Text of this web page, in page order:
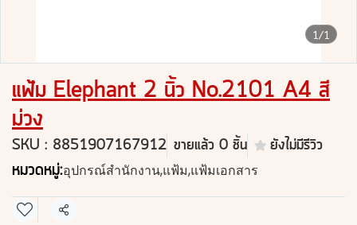
1/1
แฟ้ม Elephant 2 นิ้ว No.2101 A4 สี
ม่วง
SKU : 8851907167912 ขายแล้ว 0 ชิ้น ยังไม่มีรีวิว
หมวดหมู่:อุปกรณ์สำนักงาน,แฟ้ม,แฟ้มเอกสาร
แชร์